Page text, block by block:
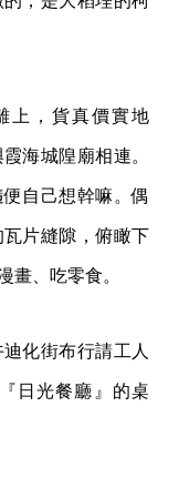
上，貨真價實地
海城隍廟相連。
自己想幹嘛。偶
片縫隙，俯瞰下
畫、吃零食。
化街布行請工人
日光餐廳』的桌